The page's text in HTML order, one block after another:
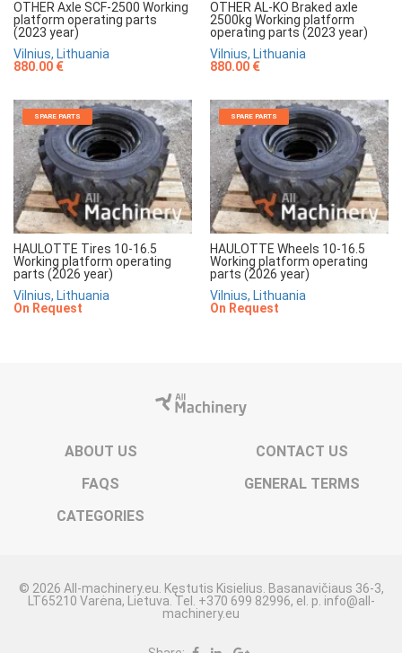
OTHER Axle SCF-2500 Working
platform operating parts
(2023 year)
Vilnius, Lithuania
880.00 €
OTHER AL-KO Braked axle
2500kg Working platform
operating parts (2023 year)
Vilnius, Lithuania
880.00 €
SPARE PARTS
HAULOTTE Tires 10-16.5
Working platform operating
parts (2026 year)
Vilnius, Lithuania
On Request
SPARE PARTS
HAULOTTE Wheels 10-16.5
Working platform operating
parts (2026 year)
Vilnius, Lithuania
On Request
ABOUT US
CONTACT US
FAQS
GENERAL TERMS
CATEGORIES
© 2026 All-machinery.eu. Kęstutis Kisielius. Basanavičiaus 36-3,
LT65210 Varėna, Lietuva. Tel. +370 699 82996, el. p. info@all-
machinery.eu